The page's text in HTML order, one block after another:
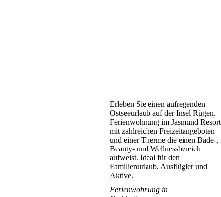
Erleben Sie einen aufregenden
Ostseeurlaub auf der Insel Rügen.
Ferienwohnung im Jasmund Resort
mit zahlreichen Freizeitangeboten
und einer Therme die einen Bade-,
Beauty- und Wellnessbereich
aufweist. Ideal für den
Familienurlaub, Ausflügler und
Aktive.
Ferienwohnung in